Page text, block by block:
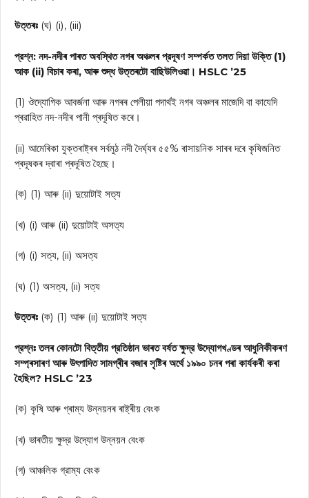
উত্তৰঃ (ঘ) (i), (iii)
প্রশ্ন: নদ-নদীৰ পাৰত অবস্থিত নগৰ অঞ্চলৰ প্রদূষণ সম্পর্কত তলত দিয়া উক্তি (1)
আক (ii) বিচাৰ কৰা, আৰু শুদ্ধ উত্তৰটো বাছিউলিওৱা। HSLC ’25
(1) ঔদ্যোগিক আবর্জনা আৰু নগৰৰ পেলীয়া পদার্থই নগৰ অঞ্চলৰ মাজেদি বা কাযেদি
প্ৰৱাহিত নদ-নদীৰ পানী প্ৰদূষিত কৰে।
(ii) আমেৰিকা যুক্তৰাষ্ট্ৰৰ সৰ্বমুঠ নদী দৈৰ্ঘ্যৰ ৫৫% ৰাসায়নিক সাৰৰ দৰে কৃষিজনিত
প্ৰদূষকৰ দ্বাৰা প্ৰদূষিত হৈছে।
(ক) (1) আৰু (ii) দুয়োটাই সত্য
(খ) (i) আৰু (ii) দুয়োটাই অসত্য
(গ) (i) সত্য, (ii) অসত্য
(ঘ) (1) অসত্য, (ii) সত্য
উত্তৰঃ (ক) (1) আৰু (ii) দুয়োটাই সত্য
প্রশ্নঃ তলৰ কোনটো বিত্তীয় প্রতিষ্ঠান ভাৰত বৰ্ষত ক্ষুদ্র উদ্যোগখণ্ডৰ আধুনিকীকৰণ
সম্প্ৰসাৰণ আৰু উৎপাদিত সামগ্ৰীৰ বজাৰ সৃষ্টিৰ অর্থে ১৯৯০ চনৰ পৰা কাৰ্যকৰী কৰা
হৈছিল? HSLC ’23
(ক) কৃষি আৰু গ্ৰাম্য উন্নয়নৰ ৰাষ্ট্ৰীয় বেংক
(খ) ভাৰতীয় ক্ষুদ্র উদ্যোগ উন্নয়ন বেংক
(গ) আঞ্চলিক গ্রাম্য বেংক